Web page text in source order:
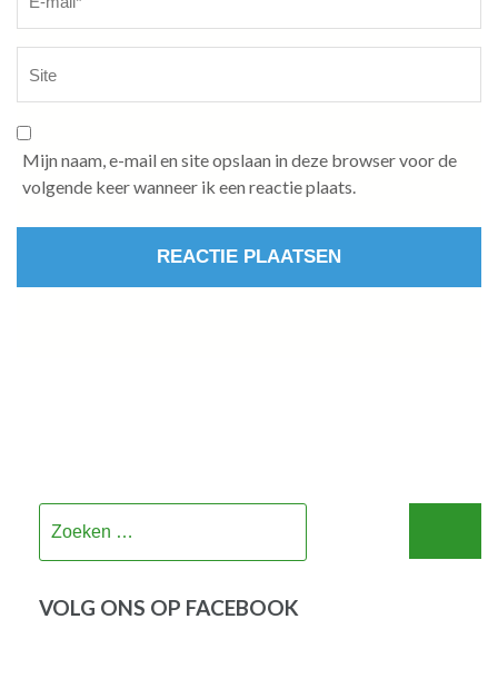
Mijn naam, e-mail en site opslaan in deze browser voor de
volgende keer wanneer ik een reactie plaats.
VOLG ONS OP FACEBOOK